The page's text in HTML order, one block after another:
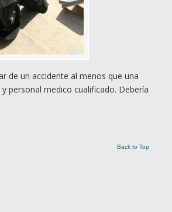
de un accidente al menos que una
personal medico cualificado. Debería
Back to Top